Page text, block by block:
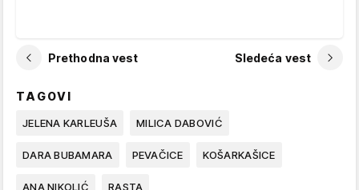
Prethodna vest Sledeća vest
TAGOVI
JELENA KARLEUŠA MILICA DABOVIĆ
DARA BUBAMARA PEVAČICE KOŠARKAŠICE
ANA NIKOLIĆ RASTA